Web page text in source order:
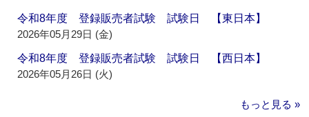
令和8年度 登録販売者試験 試験日 【東日本】
2026年05月29日 (金)
令和8年度 登録販売者試験 試験日 【西日本】
2026年05月26日 (火)
もっと見る »